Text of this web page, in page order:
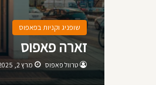
שופניג וקניות בפאפוס
זארה פאפוס
טרוול פאפוס מרץ 2, 2025